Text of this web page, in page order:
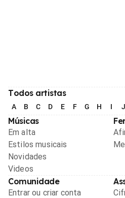
Todos artistas
A B C D E F G H I J
Músicas
Em alta
Estilos musicais
Novidades
Videos
Comunidade
Entrar ou criar conta